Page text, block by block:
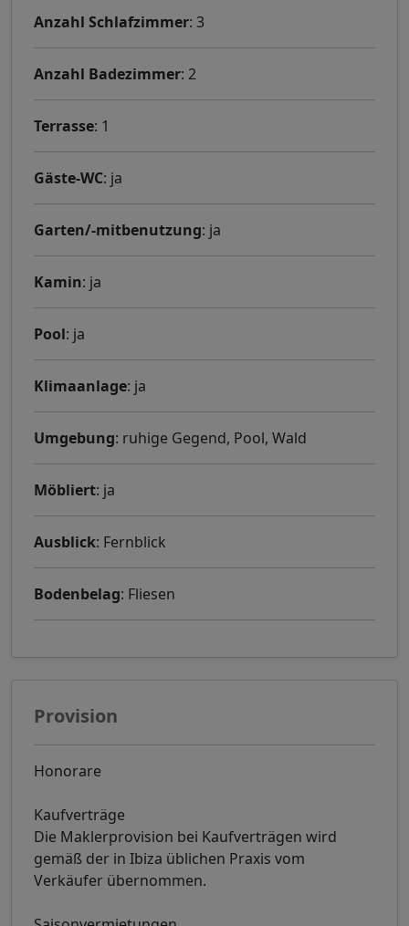
Anzahl Schlafzimmer: 3
Anzahl Badezimmer: 2
Terrasse: 1
Gäste-WC: ja
Garten/-mitbenutzung: ja
Kamin: ja
Pool: ja
Klimaanlage: ja
Umgebung: ruhige Gegend, Pool, Wald
Möbliert: ja
Ausblick: Fernblick
Bodenbelag: Fliesen
Provision
Honorare
Kaufverträge
Die Maklerprovision bei Kaufverträgen wird
gemäß der in Ibiza üblichen Praxis vom
Verkäufer übernommen.